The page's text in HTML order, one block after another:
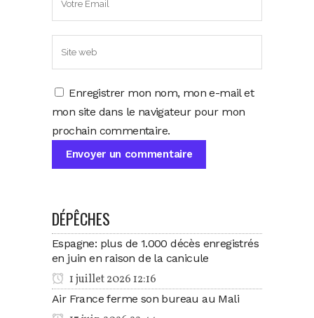
Enregistrer mon nom, mon e-mail et
mon site dans le navigateur pour mon
prochain commentaire.
DÉPÊCHES
Espagne: plus de 1.000 décès enregistrés
en juin en raison de la canicule
1 juillet 2026 12:16
Air France ferme son bureau au Mali